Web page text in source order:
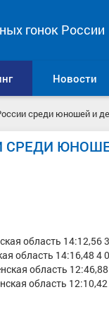
гонок России
Новости
среди юношей и
область 14:12,56
область 14:16,48 4
область
область